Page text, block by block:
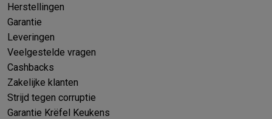
Herstellingen
Garantie
Leveringen
Veelgestelde vragen
Cashbacks
Zakelijke klanten
Strijd tegen corruptie
Garantie Krëfel Keukens